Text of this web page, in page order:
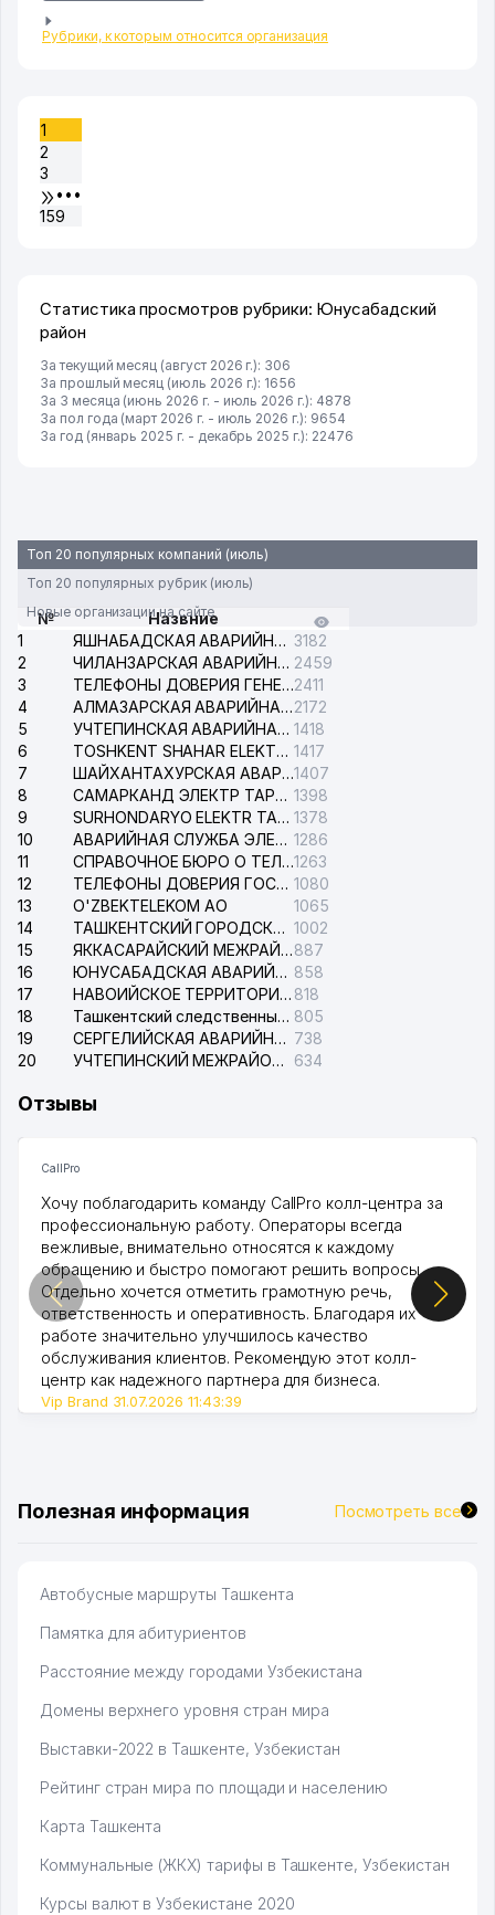
Рубрики, к которым относится организация
1
2
3
•••
159
Статистика просмотров рубрики: Юнусабадский
район
За текущий месяц (август 2026 г.): 306
За прошлый месяц (июль 2026 г.): 1656
За 3 месяца (июнь 2026 г. - июль 2026 г.): 4878
За пол года (март 2026 г. - июль 2026 г.): 9654
За год (январь 2025 г. - декабрь 2025 г.): 22476
Топ 20 популярных компаний (июль)
Топ 20 популярных рубрик (июль)
Новые организации на сайте
№
Назвние
1
ЯШНАБАДСКАЯ АВАРИЙНАЯ СЛУЖБА ЭЛЕКТРОСЕТИ 3182
2
ЧИЛАНЗАРСКАЯ АВАРИЙНАЯ СЛУЖБА ЭЛЕКТРОСЕТИ 2459
3
ТЕЛЕФОНЫ ДОВЕРИЯ ГЕНЕРАЛЬНОЙ ПРОКУРАТУРЫ РЕСПУБЛИКИ УЗБЕКИСТАН2411
4
АЛМАЗАРСКАЯ АВАРИЙНАЯ СЛУЖБА ЭЛЕКТРОСЕТИ2172
5
УЧТЕПИНСКАЯ АВАРИЙНАЯ СЛУЖБА ЭЛЕКТРОСЕТИ 1418
6
TOSHKENT SHAHAR ELEKTR TARMOQLARI KORXONASI АО 1417
7
ШАЙХАНТАХУРСКАЯ АВАРИЙНАЯ СЛУЖБА ЭЛЕКТРОСЕТИ1407
8
САМАРКАНД ЭЛЕКТР ТАРМОКЛАРИ АО 1398
9
SURHONDARYO ELEKTR TARMOKLARI АО 1378
10
АВАРИЙНАЯ СЛУЖБА ЭЛЕКТРОСЕТИ ТАШКЕНТСКОГО РАЙОНА 1286
11
СПРАВОЧНОЕ БЮРО О ТЕЛЕФОНАХ ОРГАНИЗАЦИЙ г. ТАШКЕНТА1263
12
ТЕЛЕФОНЫ ДОВЕРИЯ ГОСУДАРСТВЕННОГО ЦЕНТРА ТЕСТИРОВАНИЯ 1080
13
O'ZBEKTELEKOM АО
1065
14
ТАШКЕНТСКИЙ ГОРОДСКОЙ СУД ПО ГРАЖДАНСКИМ ДЕЛАМ 1002
15
ЯККАСАРАЙСКИЙ МЕЖРАЙОННЫЙ СУД ПО ГРАЖДАНСКИМ ДЕЛАМ887
16
ЮНУСАБАДСКАЯ АВАРИЙНАЯ СЛУЖБА ЭЛЕКТРОСЕТИ 858
17
НАВОИЙСКОЕ ТЕРРИТОРИАЛЬНОЕ ПРЕДПРИЯТИЕ ЭЛЕКТРОСЕТИ АО 818
18
Ташкентский следственный изолятор 805
19
СЕРГЕЛИЙСКАЯ АВАРИЙНАЯ СЛУЖБА ЭЛЕКТРОСЕТИ 738
20
УЧТЕПИНСКИЙ МЕЖРАЙОННЫЙ СУД ПО ГРАЖДАНСКИМ ДЕЛАМ 634
Отзывы
CallPro
Хочу поблагодарить команду CallPro колл-центра за
профессиональную работу. Операторы всегда
вежливые, внимательно относятся к каждому
обращению и быстро помогают решить вопросы.
Отдельно хочется отметить грамотную речь,
ответственность и оперативность. Благодаря их
работе значительно улучшилось качество
обслуживания клиентов. Рекомендую этот колл-
центр как надежного партнера для бизнеса.
Vip Brand 31.07.2026 11:43:39
Полезная информация Посмотреть все
Автобусные маршруты Ташкента
Памятка для абитуриентов
Расстояние между городами Узбекистана
Домены верхнего уровня стран мира
Выставки-2022 в Ташкенте, Узбекистан
Рейтинг стран мира по площади и населению
Карта Ташкента
Коммунальные (ЖКХ) тарифы в Ташкенте, Узбекистан
Курсы валют в Узбекистане 2020